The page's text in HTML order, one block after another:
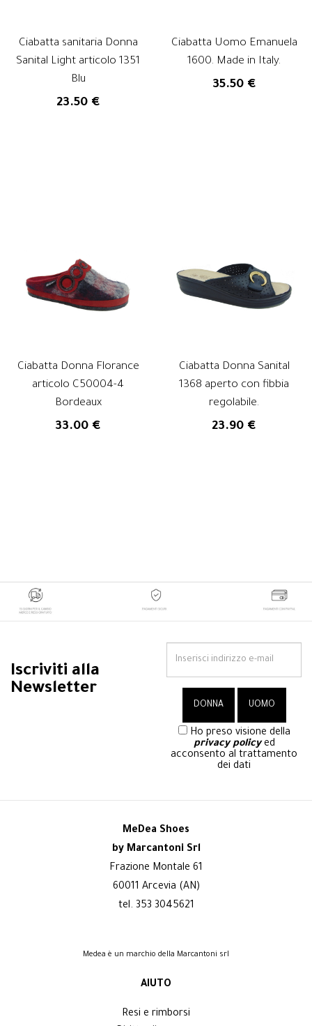
Ciabatta sanitaria Donna
Sanital Light articolo 1351
Blu
23.50 €
Ciabatta Uomo Emanuela
1600. Made in Italy.
35.50 €
Ciabatta Donna Florance
articolo C50004-4
Bordeaux
33.00 €
Ciabatta Donna Sanital
1368 aperto con fibbia
regolabile.
23.90 €
Iscriviti alla
Newsletter
Ho preso visione della
privacy policyed
acconsento al trattamento
dei dati
MeDea Shoes
by Marcantoni Srl
Frazione Montale 61
60011 Arcevia (AN)
tel. 353 3045621
Medea è un marchio della Marcantoni srl
AIUTO
Resi e rimborsi